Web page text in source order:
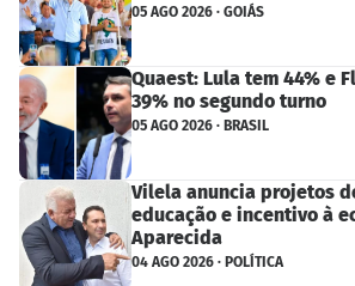
05 AGO 2026 · GOIÁS
Quaest: Lula tem 44% e
39% no segundo turno
05 AGO 2026 · BRASIL
Vilela anuncia projetos
educação e incentivo à
Aparecida
04 AGO 2026 · POLÍTICA